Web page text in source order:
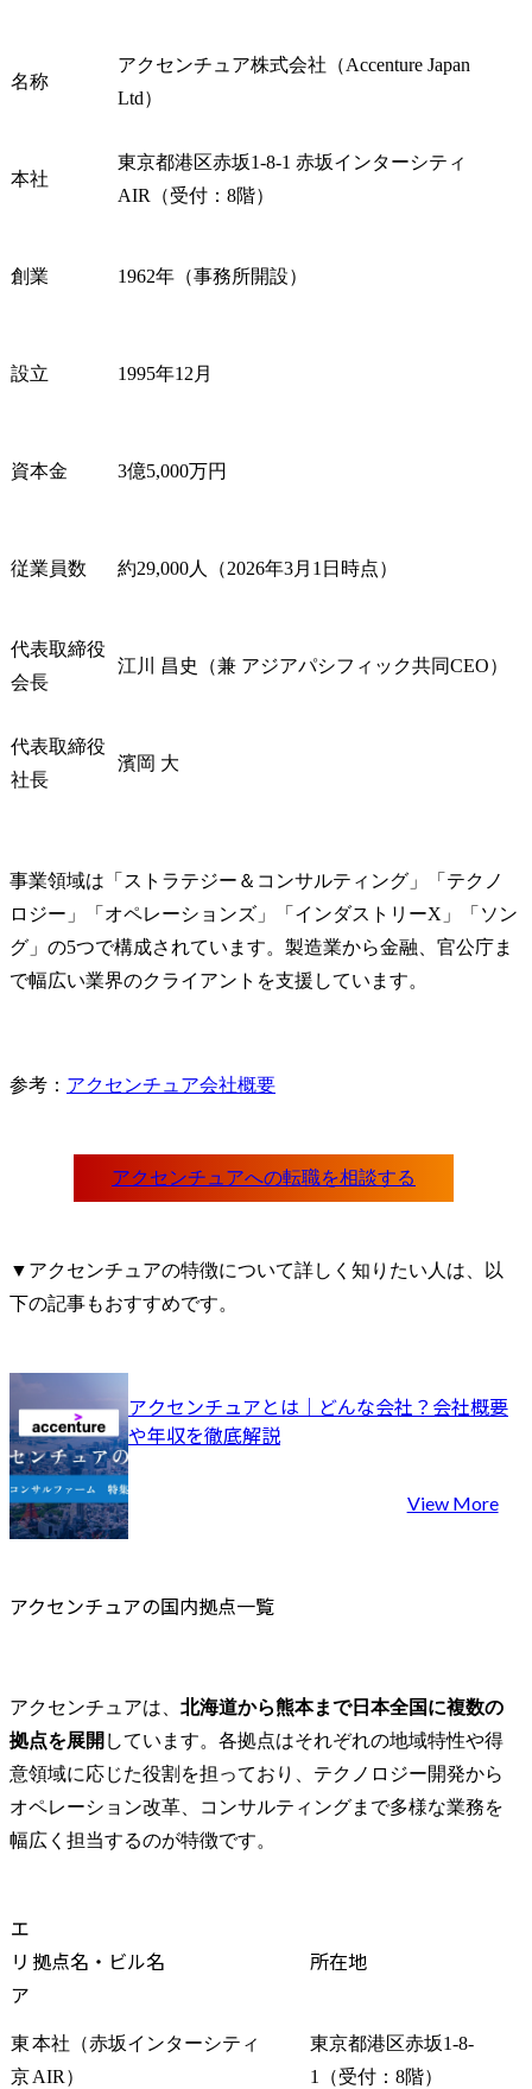
名称
アクセンチュア株式会社（Accenture Japan
Ltd）
本社
東京都港区赤坂1-8-1 赤坂インターシティ
AIR（受付：8階）
創業 1962年（事務所開設）
設立 1995年12月
資本金 3億5,000万円
従業員数 約29,000人（2026年3月1日時点）
代表取締役
会長
江川 昌史（兼 アジアパシフィック共同CEO）
代表取締役
社長
濱岡 大
事業領域は「ストラテジー＆コンサルティング」「テクノ
ロジー」「オペレーションズ」「インダストリーX」「ソン
グ」の5つで構成されています。製造業から金融、官公庁ま
で幅広い業界のクライアントを支援しています。
参考： アクセンチュア会社概要
▼アクセンチュアの特徴について詳しく知りたい人は、以
下の記事もおすすめです。
アクセンチュアとは｜どんな会社？会社概要
や年収を徹底解説
View More
アクセンチュアの国内拠点一覧
アクセンチュアは、 北海道から熊本まで日本全国に複数の
拠点を展開 しています。各拠点はそれぞれの地域特性や得
意領域に応じた役割を担っており、テクノロジー開発から
オペレーション改革、コンサルティングまで多様な業務を
幅広く担当するのが特徴です。
エ
リ
ア
拠点名・ビル名 所在地
東
京
本社（赤坂インターシティ
AIR）
東京都港区赤坂1-8-
1（受付：8階）